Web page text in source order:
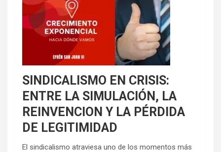
SINDICALISMO EN CRISIS:
ENTRE LA SIMULACIÓN, LA
REINVENCION Y LA PÉRDIDA
DE LEGITIMIDAD
El sindicalismo atraviesa uno de los momentos más